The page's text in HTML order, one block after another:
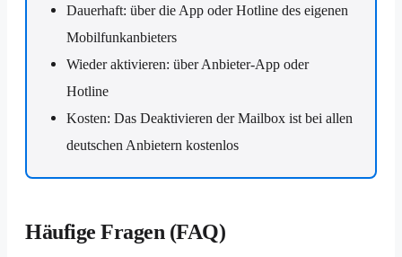
Dauerhaft: über die App oder Hotline des eigenen
Mobilfunkanbieters
Wieder aktivieren: über Anbieter-App oder
Hotline
Kosten: Das Deaktivieren der Mailbox ist bei allen
deutschen Anbietern kostenlos
Häufige Fragen (FAQ)